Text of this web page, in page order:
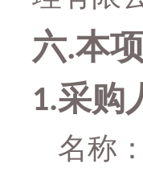
六.本
1.采购
名称：